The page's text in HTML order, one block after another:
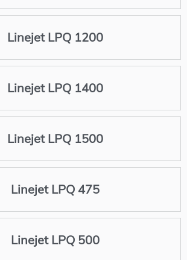
Linejet LPQ 1200
Linejet LPQ 1400
Linejet LPQ 1500
Linejet LPQ 475
Linejet LPQ 500